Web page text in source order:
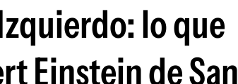
Siguenos en:
lo que
Einstein de San